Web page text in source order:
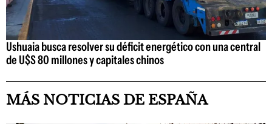
Ushuaia busca resolver su déficit energético con una central
de U$S 80 millones y capitales chinos
MÁS NOTICIAS DE ESPAÑA